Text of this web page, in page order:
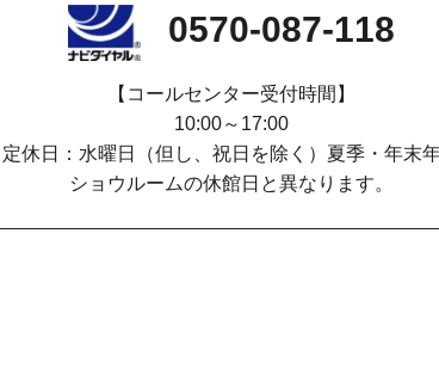
0570-087-118
【コールセンター受付時間】
10:00～17:00
定休日：水曜日（但し、祝日を除く）夏季・年末
ショウルームの休館日と異なります。